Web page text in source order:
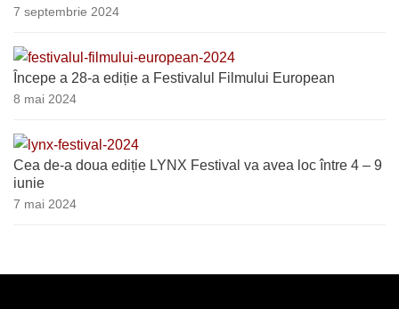
7 septembrie 2024
Începe a 28-a ediție a Festivalul Filmului European
8 mai 2024
Cea de-a doua ediție LYNX Festival va avea loc între 4 – 9
iunie
7 mai 2024